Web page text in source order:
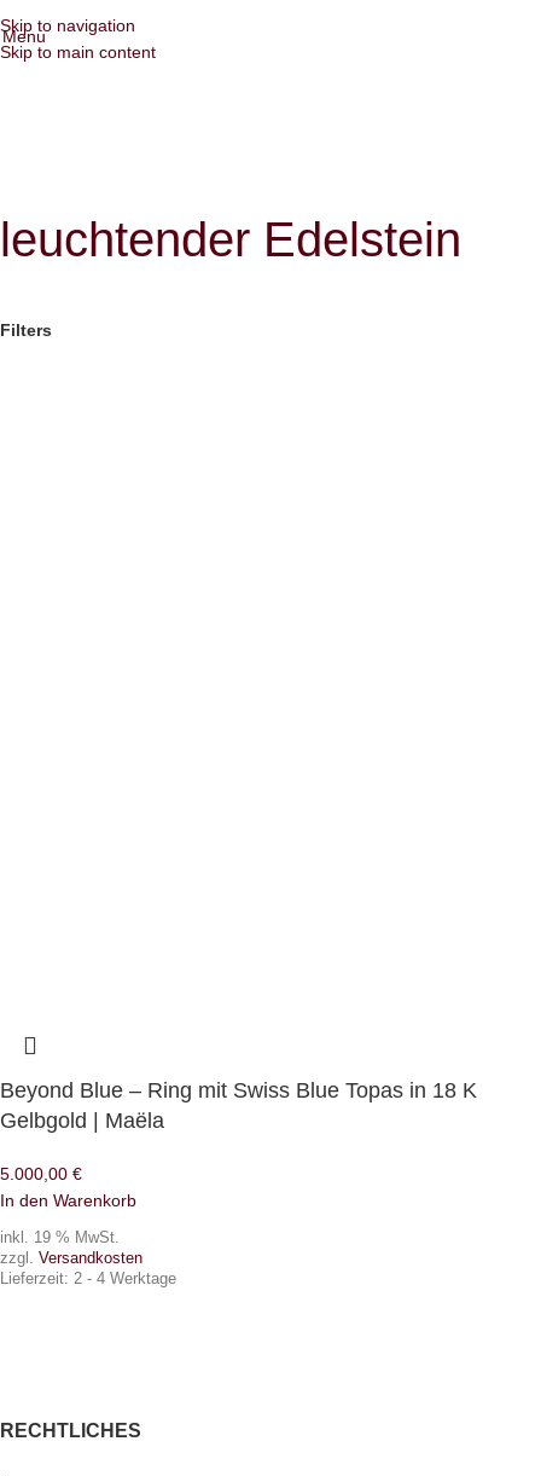
Skip to navigation
Skip to main content
Menu
leuchtender Edelstein
Filters
Beyond Blue – Ring mit Swiss Blue Topas in 18 K
Gelbgold | Maëla
5.000,00 €
In den Warenkorb
inkl. 19 % MwSt.
zzgl. Versandkosten
Lieferzeit: 2 - 4 Werktage
RECHTLICHES